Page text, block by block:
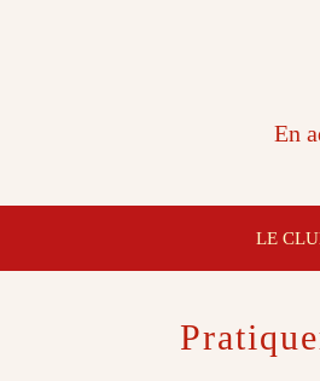
En
LE